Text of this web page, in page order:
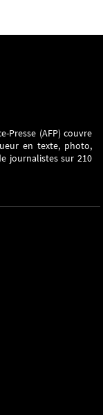
Presse (AFP) couvre
en texte, photo,
journalistes sur 210